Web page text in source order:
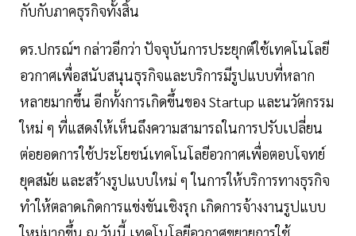
กับกับภาคธุรกิจทั้งสิ้น
ดร.ปกรณ์ฯ กล่าวอีกว่า ปัจจุบันการประยุกต์ใช้เทคโนโลยี
อวกาศเพื่อสนับสนุนธุรกิจและบริการมีรูปแบบที่หลาก
หลายมากขึ้น อีกทั้งการเกิดขึ้นของ Startup และนวัตกรรม
ใหม่ ๆ ที่แสดงให้เห็นถึงความสามารถในการปรับเปลี่ยน
ต่อยอดการใช้ประโยชน์เทคโนโลยีอวกาศเพื่อตอบโจทย์
ยุคสมัย และสร้างรูปแบบใหม่ ๆ ในการให้บริการทางธุรกิจ
ทำให้ตลาดเกิดการแข่งขันเชิงรุก เกิดการจ้างงานรูปแบบ
ใหม่มากขึ้น ณ วันนี้ เทคโนโลยีอวกาศขยายการใช้